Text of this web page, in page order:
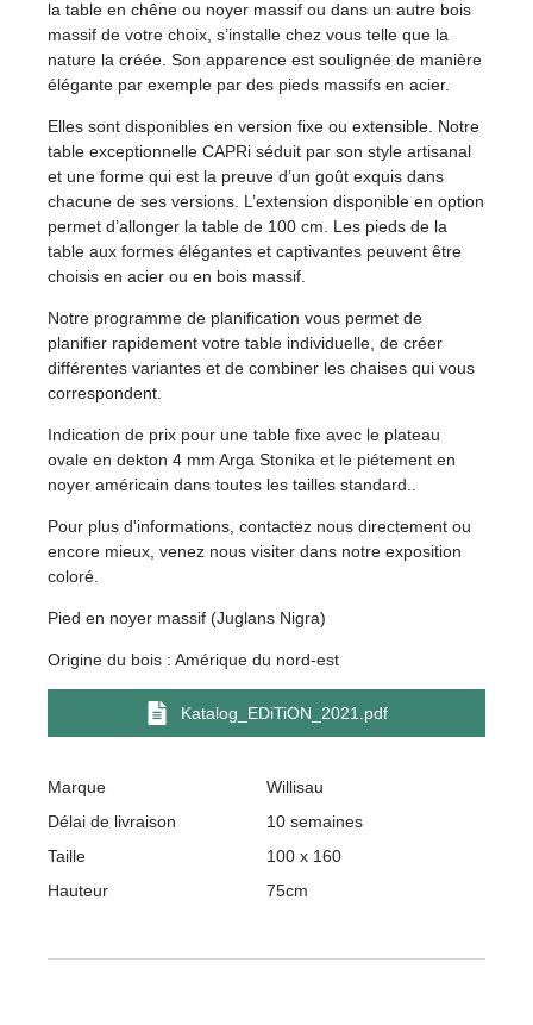
la table en chêne ou noyer massif ou dans un autre bois
massif de votre choix, s’installe chez vous telle que la
nature la créée. Son apparence est soulignée de manière
élégante par exemple par des pieds massifs en acier.
Elles sont disponibles en version fixe ou extensible. Notre
table exceptionnelle CAPRi séduit par son style artisanal
et une forme qui est la preuve d’un goût exquis dans
chacune de ses versions. L’extension disponible en option
permet d’allonger la table de 100 cm. Les pieds de la
table aux formes élégantes et captivantes peuvent être
choisis en acier ou en bois massif.
Notre programme de planification vous permet de
planifier rapidement votre table individuelle, de créer
différentes variantes et de combiner les chaises qui vous
correspondent.
Indication de prix pour une table fixe avec le plateau
ovale en dekton 4 mm Arga Stonika et le piétement en
noyer américain dans toutes les tailles standard..
Pour plus d'informations, contactez nous directement ou
encore mieux, venez nous visiter dans notre exposition
coloré.
Pied en noyer massif (Juglans Nigra)
Origine du bois : Amérique du nord-est
Katalog_EDiTiON_2021.pdf
Marque
Willisau
Délai de livraison
10 semaines
Taille
100 x 160
Hauteur
75cm